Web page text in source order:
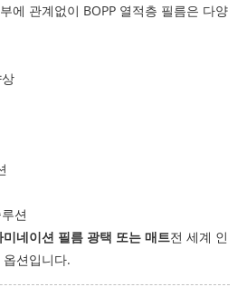
에 관계없이 BOPP 열적층 필름은 다양
션
미네이션 필름 광택 또는 매트전 세계 인
션입니다.